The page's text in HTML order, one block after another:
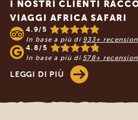
I NOSTRI CLIENTI
VIAGGI AFRICA SAFARI
4.9/5
In base a più di 933+
4.8/5
In base a più di 578+
LEGGI DI PIÙ